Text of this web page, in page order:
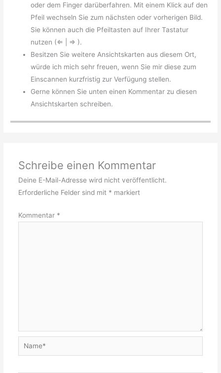
oder dem Finger darüberfahren. Mit einem Klick auf den
Pfeil wechseln Sie zum nächsten oder vorherigen Bild.
Sie können auch die Pfeiltasten auf Ihrer Tastatur
nutzen (⇐ | ⇒ ).
Besitzen Sie weitere Ansichtskarten aus diesem Ort,
würde ich mich sehr freuen, wenn Sie mir diese zum
Einscannen kurzfristig zur Verfügung stellen.
Gerne können Sie unten einen Kommentar zu diesen
Ansichtskarten schreiben.
Schreibe einen Kommentar
Deine E-Mail-Adresse wird nicht veröffentlicht.
Erforderliche Felder sind mit * markiert
Kommentar *
Name*